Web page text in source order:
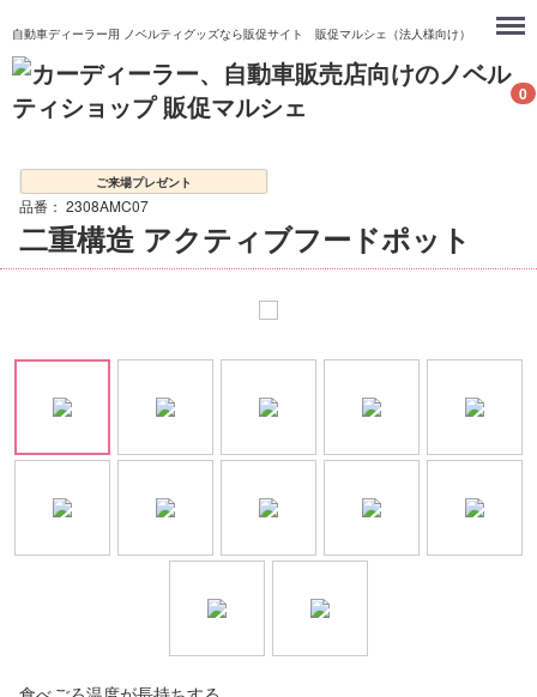
自動車ディーラー用 ノベルティグッズなら販促サイト 販促マルシェ（法人様向け）
0
Menu
ご来場プレゼント
品番： 2308AMC07
二重構造 アクティブフードポット